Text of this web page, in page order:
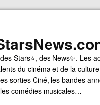
Stars⭐, des News✨. Les
du cinéma et de la
sorties Ciné, les bandes
comédies musicales…